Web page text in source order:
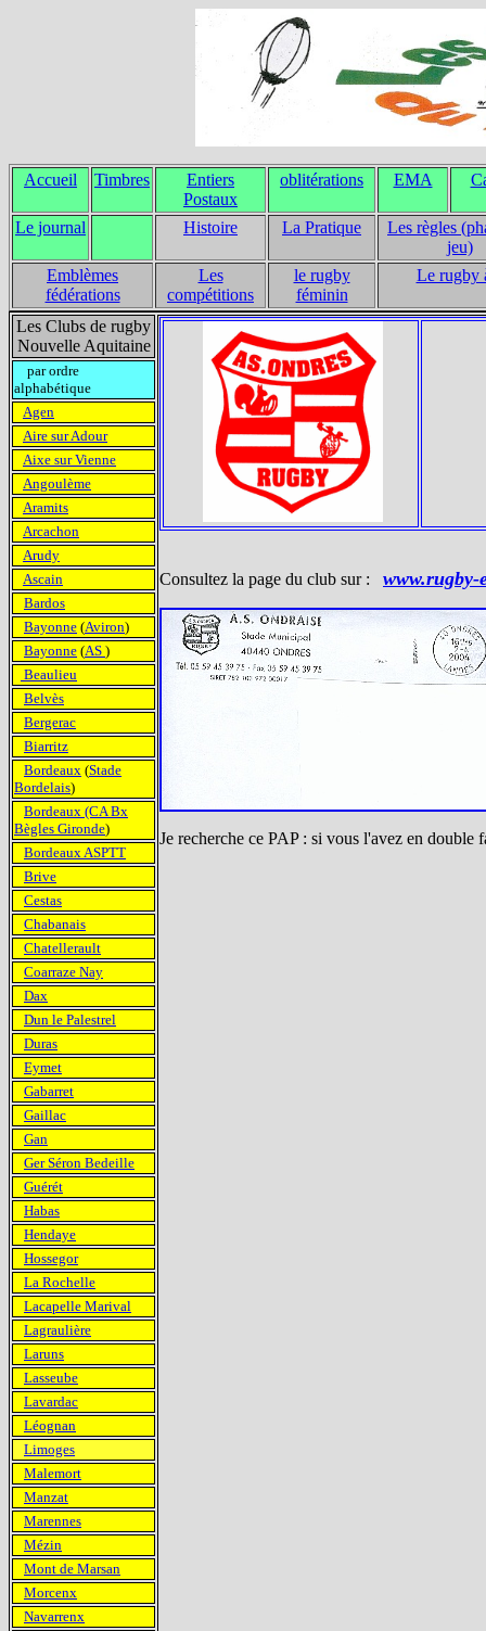
Accueil Timbres
Entiers
Postaux
oblitérations EMA
Le journal Histoire La Pratique
Les règles
jeu)
Emblèmes
fédérations
Les
compétitions
le rugby
féminin
Le rugby
Les Clubs de rugby
Nouvelle Aquitaine
Consultez la page du club sur : www.rugby-
Je recherche ce PAP : si vous l'avez en double
par ordre
alphabétique
Agen
Aire sur Adour
Aixe sur Vienne
Angoulème
Aramits
Arcachon
Arudy
Ascain
Bardos
Bayonne (Aviron)
Bayonne (AS )
Beaulieu
Belvès
Bergerac
Biarritz
Bordeaux (Stade
Bordelais)
Bordeaux (CA Bx
Bègles Gironde)
Bordeaux ASPTT
Brive
Cestas
Chabanais
Chatellerault
Coarraze Nay
Dax
Dun le Palestrel
Duras
Eymet
Gabarret
Gaillac
Gan
Ger Séron Bedeille
Guérét
Habas
Hendaye
Hossegor
La Rochelle
Lacapelle Marival
Lagraulière
Laruns
Lasseube
Lavardac
Léognan
Limoges
Malemort
Manzat
Marennes
Mézin
Mont de Marsan
Morcenx
Navarrenx